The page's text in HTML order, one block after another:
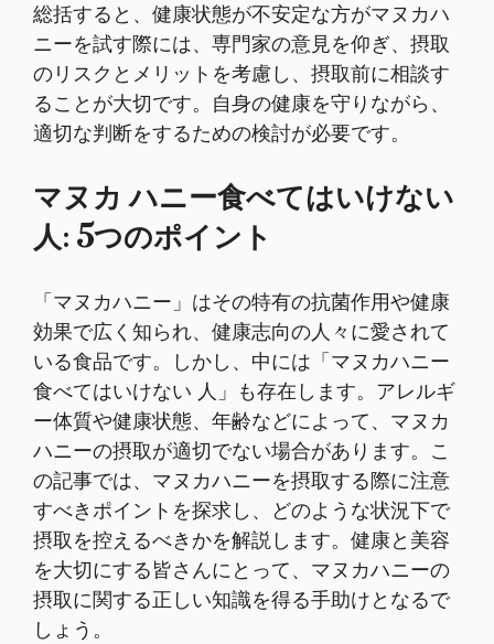
総括すると、健康状態が不安定な方がマヌカハ
ニーを試す際には、専門家の意見を仰ぎ、摂取
のリスクとメリットを考慮し、摂取前に相談す
ることが大切です。自身の健康を守りながら、
適切な判断をするための検討が必要です。
マヌカ ハニー食べてはいけない
人: 5つのポイント
「マヌカハニー」はその特有の抗菌作用や健康
効果で広く知られ、健康志向の人々に愛されて
いる食品です。しかし、中には「マヌカハニー
食べてはいけない 人」も存在します。アレルギ
ー体質や健康状態、年齢などによって、マヌカ
ハニーの摂取が適切でない場合があります。こ
の記事では、マヌカハニーを摂取する際に注意
すべきポイントを探求し、どのような状況下で
摂取を控えるべきかを解説します。健康と美容
を大切にする皆さんにとって、マヌカハニーの
摂取に関する正しい知識を得る手助けとなるで
しょう。